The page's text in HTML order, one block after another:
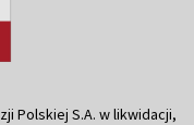
Polskiej S.A. w likwidacji,